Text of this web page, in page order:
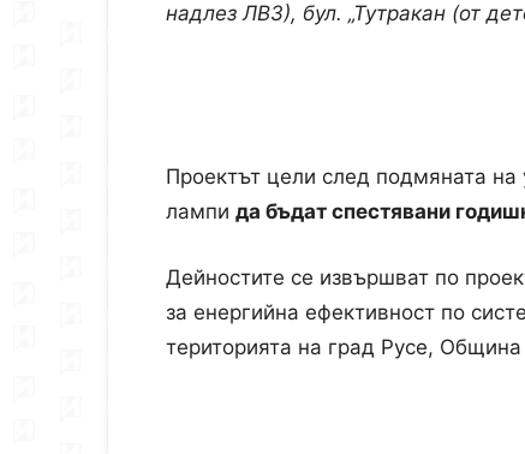
надлез ЛВЗ), бул. „Тутракан (от
Проектът цели след подмяната на
лампи да бъдат спестявани
Дейностите се извършват по
за енергийна ефективност по
територията на град Русе, Община